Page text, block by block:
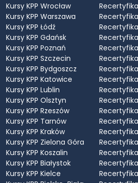
Kursy KPP Wrocław
Kursy KPP Warszawa
Kursy KPP Łódź
Kursy KPP Gdańsk
Kursy KPP Poznań
Kursy KPP Szczecin
Kursy KPP Bydgoszcz
Kursy KPP Katowice
Kursy KPP Lublin
Kursy KPP Olsztyn
Kursy KPP Rzeszów
Kursy KPP Tarnów
Kursy KPP Kraków
Kursy KPP Zielona Góra
Kursy KPP Koszalin
Kursy KPP Białystok
Kursy KPP Kielce